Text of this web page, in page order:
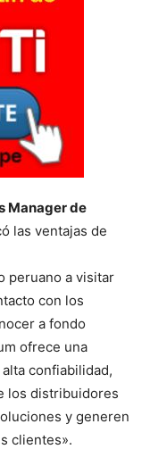
Manager de
las ventajas de
peruano a visitar
con los
a fondo
ofrece una
confiabilidad,
los distribuidores
y generen
clientes».